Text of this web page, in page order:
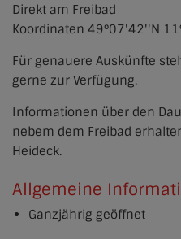
Direkt am Freibad
Koordinaten 49°07'42''N
Für genauere Auskünfte
gerne zur Verfügung.
Informationen über den
nebem dem Freibad
Heideck.
Allgemeine
Ganzjährig geöffnet